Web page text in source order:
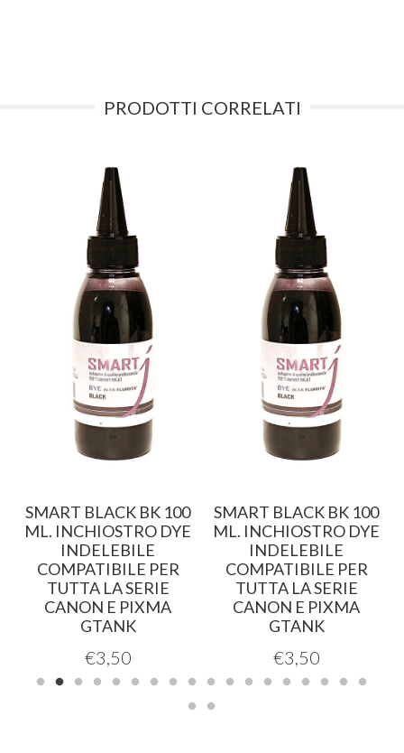
PRODOTTI CORRELATI
SMART BLACK BK 100
ML. INCHIOSTRO DYE
INDELEBILE
COMPATIBILE PER
TUTTA LA SERIE
CANON E PIXMA
GTANK
€3,50
SMART BLACK BK 100
ML. INCHIOSTRO DYE
INDELEBILE
COMPATIBILE PER
TUTTA LA SERIE
CANON E PIXMA
GTANK
€3,50